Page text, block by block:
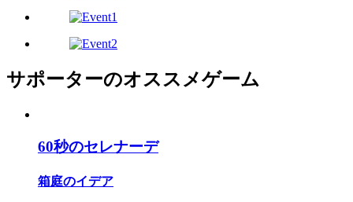
サポーターのオススメゲーム
60秒のセレナーデ
箱庭のイデア